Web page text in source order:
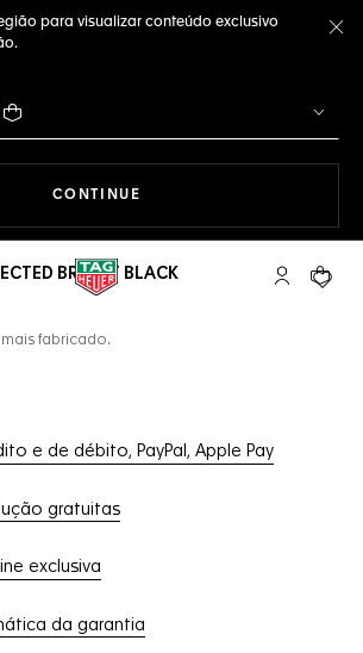
para visualizar conteúdo exclusivo
CONTINUE
Conta My
Seu
BRIGHT BLACK
fabricado.
line
e de débito, PayPal, Apple Pay
gratuitas
exclusiva
da garantia